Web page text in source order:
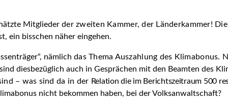
Mitglieder der zweiten Kammer, der Länderkammer!
ein bisschen näher eingehen.
nämlich das Thema Auszahlung des Klimabonus.
diesbezüglich auch in Gesprächen mit den Beamten des
– was sind da in der Relation die im Berichtszeitraum 500
nicht bekommen haben, bei der Volksanwaltschaft?